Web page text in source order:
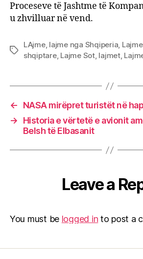
Proceseve të Jashtme të
u zhvilluar në vend.
Tags
LAjme, lajme nga Shqiperia,
shqiptare, Lajme Sot, lajmet,
←
NASA mirëpret turistët në
→
Historia e vërtetë e avionit
Belsh të Elbasanit
Leave a
You must be logged in to post a